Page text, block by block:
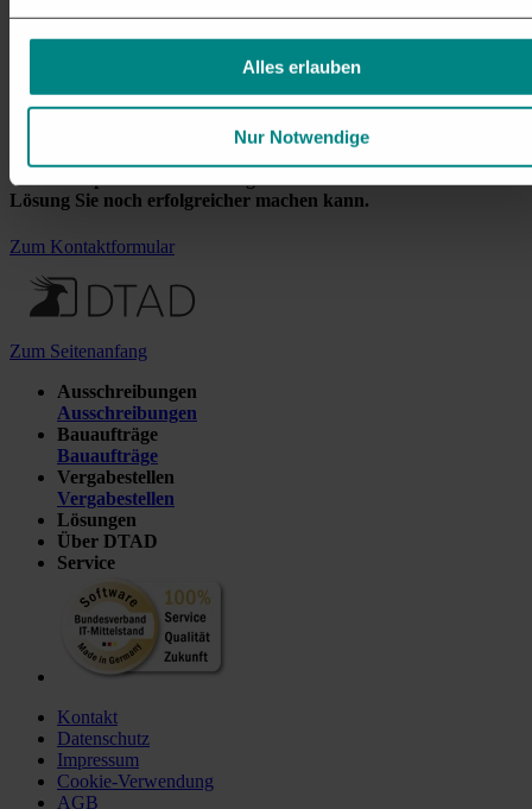
Alles erlauben
Nur Notwendige
Unsere Experten beraten Sie gerne
Lösung Sie noch erfolgreicher machen kann.
Zum Kontaktformular
Zum Seitenanfang
Ausschreibungen
Ausschreibungen
Bauaufträge
Bauaufträge
Vergabestellen
Vergabestellen
Lösungen
Über DTAD
Service
Kontakt
Datenschutz
Impressum
Cookie-Verwendung
AGB